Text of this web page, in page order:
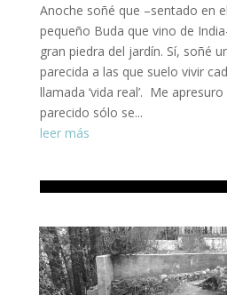
Anoche soñé que –sentado en
pequeño Buda que vino de
gran piedra del jardín. Sí, soñé
parecida a las que suelo vivir
llamada ‘vida real’. Me
parecido sólo se...
leer más